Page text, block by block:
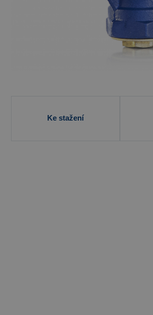
Ke stažení